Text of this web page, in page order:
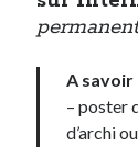
A savoir
– poster
d’archi